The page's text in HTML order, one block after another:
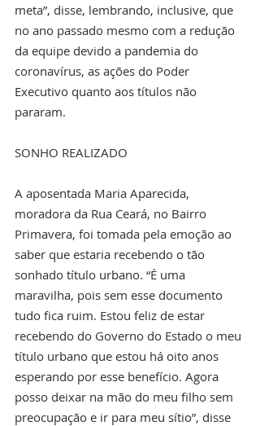
meta”, disse, lembrando, inclusive, que
no ano passado mesmo com a redução
da equipe devido a pandemia do
coronavírus, as ações do Poder
Executivo quanto aos títulos não
pararam.
SONHO REALIZADO
A aposentada Maria Aparecida,
moradora da Rua Ceará, no Bairro
Primavera, foi tomada pela emoção ao
saber que estaria recebendo o tão
sonhado título urbano. “É uma
maravilha, pois sem esse documento
tudo fica ruim. Estou feliz de estar
recebendo do Governo do Estado o meu
título urbano que estou há oito anos
esperando por esse benefício. Agora
posso deixar na mão do meu filho sem
preocupação e ir para meu sítio”, disse